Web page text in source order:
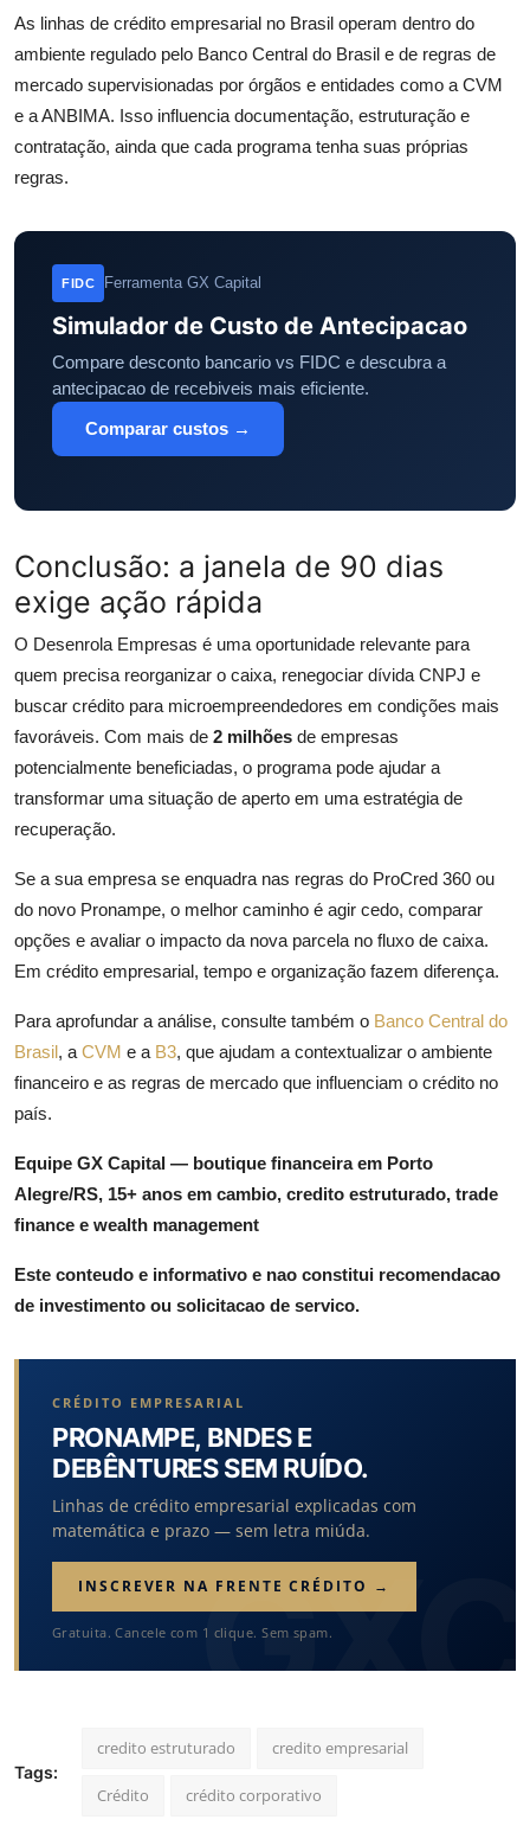
As linhas de crédito empresarial no Brasil operam dentro do
ambiente regulado pelo Banco Central do Brasil e de regras de
mercado supervisionadas por órgãos e entidades como a CVM
e a ANBIMA. Isso influencia documentação, estruturação e
contratação, ainda que cada programa tenha suas próprias
regras.
FIDC Ferramenta GX Capital
Simulador de Custo de Antecipacao
Compare desconto bancario vs FIDC e descubra a
antecipacao de recebiveis mais eficiente.
Comparar custos →
Conclusão: a janela de 90 dias
exige ação rápida
O Desenrola Empresas é uma oportunidade relevante para
quem precisa reorganizar o caixa, renegociar dívida CNPJ e
buscar crédito para microempreendedores em condições mais
favoráveis. Com mais de 2 milhões de empresas
potencialmente beneficiadas, o programa pode ajudar a
transformar uma situação de aperto em uma estratégia de
recuperação.
Se a sua empresa se enquadra nas regras do ProCred 360 ou
do novo Pronampe, o melhor caminho é agir cedo, comparar
opções e avaliar o impacto da nova parcela no fluxo de caixa.
Em crédito empresarial, tempo e organização fazem diferença.
Para aprofundar a análise, consulte também o Banco Central do
Brasil, a CVM e a B3, que ajudam a contextualizar o ambiente
financeiro e as regras de mercado que influenciam o crédito no
país.
Equipe GX Capital — boutique financeira em Porto
Alegre/RS, 15+ anos em cambio, credito estruturado, trade
finance e wealth management
Este conteudo e informativo e nao constitui recomendacao
de investimento ou solicitacao de servico.
CRÉDITO EMPRESARIAL
PRONAMPE, BNDES E
DEBÊNTURES SEM RUÍDO.
Linhas de crédito empresarial explicadas com
matemática e prazo — sem letra miúda.
INSCREVER NA FRENTE CRÉDITO →
Gratuita. Cancele com 1 clique. Sem spam.
Tags:
credito estruturado credito empresarial
Crédito crédito corporativo